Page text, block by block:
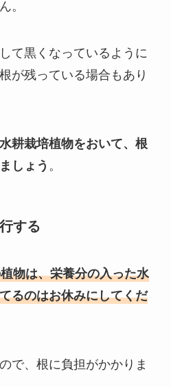
。
て黒くなっているように
が残っている場合もあり
耕栽培植物をおいて、根
しょう 。
する
物は、栄養分の入った水
るのはお休みにしてくだ
で、根に負担がかかりま